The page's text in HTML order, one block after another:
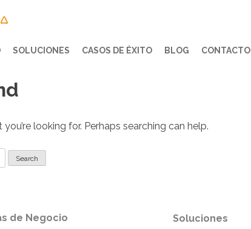
SOLUCIONES CASOS DE ÉXITO BLOG CONTACTO
you’re looking for. Perhaps searching can help.
de Negocio
Soluciones